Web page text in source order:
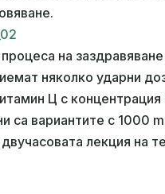
на
няколко ударни
Ц с
са вариантите с 1000
лекция на